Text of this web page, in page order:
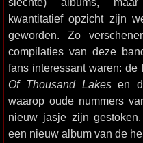
kwantitatief opzicht zijn
geworden. Zo
compilaties van deze
fans interessant waren: de
Of Thousand Lakesen
waarop oude nummers
nieuw jasje zijn
een nieuw album van de